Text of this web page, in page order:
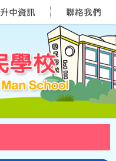
升中資訊 聯絡我們